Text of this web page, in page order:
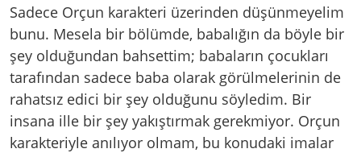
Sadece Orçun karakteri üzerinden düşünmeyelim
bunu. Mesela bir bölümde, babalığın da böyle bir
şey olduğundan bahsettim; babaların çocukları
tarafından sadece baba olarak görülmelerinin de
rahatsız edici bir şey olduğunu söyledim. Bir
insana ille bir şey yakıştırmak gerekmiyor. Orçun
karakteriyle anılıyor olmam, bu konudaki imalar